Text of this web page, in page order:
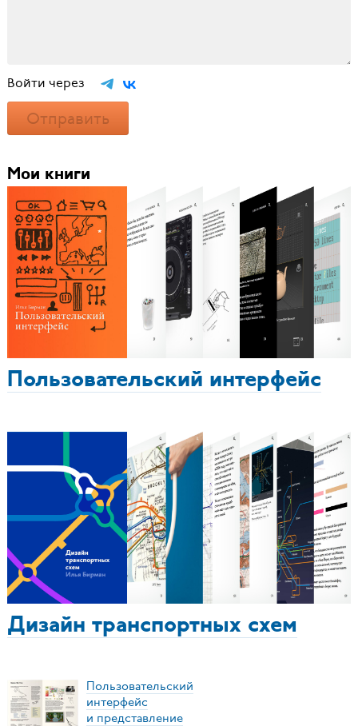
Войти через
Отправить
Мои книги
Пользовательский интерфейс
Дизайн транспортных схем
Пользовательский
интерфейс
и представление